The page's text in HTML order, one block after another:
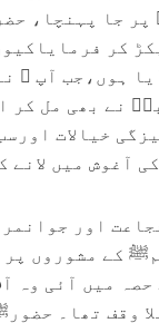
پر جا پہنچا،
کر
ہوں،جب آپ ﷺ
نے بھی مل کر
خیالات
آغوش میں لانے
اور
کے مشوروں
میں آئی وہ
وقف تھا۔